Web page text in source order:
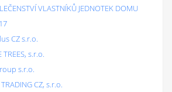
VLASTNÍKŮ JEDNOTEK DOMU
CZ s.r.o.
TREES, s.r.o.
s.r.o.
CZ, s.r.o.